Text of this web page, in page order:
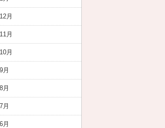
月
月
月
月
月
月
月